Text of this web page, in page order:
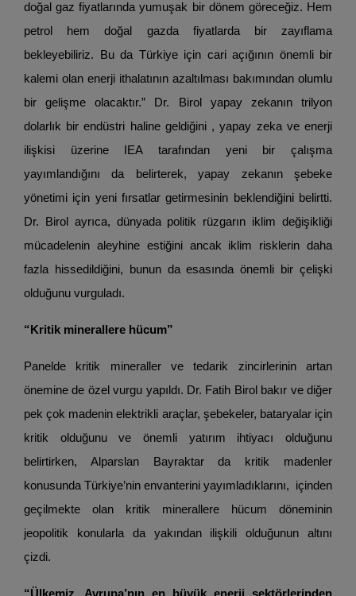
doğal gaz fiyatlarında yumuşak bir dönem göreceğiz. Hem
petrol hem doğal gazda fiyatlarda bir zayıflama
bekleyebiliriz. Bu da Türkiye için cari açığının önemli bir
kalemi olan enerji ithalatının azaltılması bakımından olumlu
bir gelişme olacaktır.” Dr. Birol yapay zekanın trilyon
dolarlık bir endüstri haline geldiğini , yapay zeka ve enerji
ilişkisi üzerine IEA tarafından yeni bir çalışma
yayımlandığını da belirterek, yapay zekanın şebeke
yönetimi için yeni fırsatlar getirmesinin beklendiğini belirtti.
Dr. Birol ayrıca, dünyada politik rüzgarın iklim değişikliği
mücadelenin aleyhine estiğini ancak iklim risklerin daha
fazla hissedildiğini, bunun da esasında önemli bir çelişki
olduğunu vurguladı.
“Kritik minerallere hücum”
Panelde kritik mineraller ve tedarik zincirlerinin artan
önemine de özel vurgu yapıldı. Dr. Fatih Birol bakır ve diğer
pek çok madenin elektrikli araçlar, şebekeler, bataryalar için
kritik olduğunu ve önemli yatırım ihtiyacı olduğunu
belirtirken, Alparslan Bayraktar da kritik madenler
konusunda Türkiye’nin envanterini yayımladıklarını, içinden
geçilmekte olan kritik minerallere hücum döneminin
jeopolitik konularla da yakından ilişkili olduğunun altını
çizdi.